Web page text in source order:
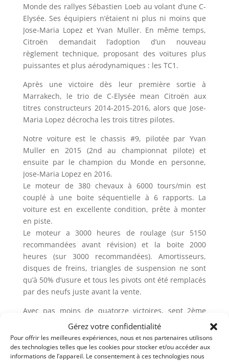
Gérez votre confidentialité
Pour offrir les meilleures expériences, nous et nos partenaires utilisons
des technologies telles que les cookies pour stocker et/ou accéder aux
informations de l’appareil. Le consentement à ces technologies nous
Monde des rallyes Sébastien Loeb au volant d’une C-
Elysée. Ses équipiers n’étaient ni plus ni moins que
Jose-Maria Lopez et Yvan Muller. En même temps,
Citroën demandait l’adoption d’un nouveau
règlement technique, proposant des voitures plus
puissantes et plus aérodynamiques : les TC1.
Après une victoire dès leur première sortie à
Marrakech, le trio de C-Elysée mean Citroën aux
titres constructeurs 2014-2015-2016, alors que Jose-
Maria Lopez décrocha les trois titres pilotes.
Notre voiture est le chassis #9, pilotée par Yvan
Muller en 2015 (2nd au championnat pilote) et
ensuite par le champion du Monde en personne,
Jose-Maria Lopez en 2016.
Le moteur de 380 chevaux à 6000 tours/min est
couplé à une boite séquentielle à 6 rapports. La
voiture est en excellente condition, prête à monter
en piste.
Le moteur a 3000 heures de roulage (sur 5150
recommandées avant révision) et la boite 2000
heures (sur 3000 recommandées). Amortisseurs,
disques de freins, triangles de suspension ne sont
qu’à 50% d’usure et tous les pivots ont été remplacés
par des neufs juste avant la vente.
Avec pas moins de quatorze victoires, sept 2ème
place, quatrième 3ème place, douze pôles positions
et autant de meilleur tours en course, notre C Elysée
est tout simplement une voiture d’usine
exceptionnelle provenant tout droit des ateliers de